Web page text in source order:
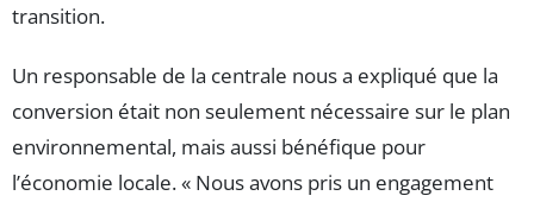
transition.
Un responsable de la centrale nous a expliqué que la
conversion était non seulement nécessaire sur le plan
environnemental, mais aussi bénéfique pour
l’économie locale. « Nous avons pris un engagement